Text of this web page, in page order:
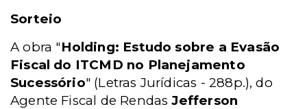
Sorteio
A obra "Holding: Estudo sobre a Evasão
Fiscal do ITCMD no Planejamento
Sucessório" (Letras Jurídicas - 288p.), do
Agente Fiscal de RendasJefferson